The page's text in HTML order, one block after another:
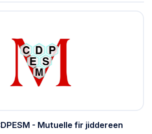
- Mutuelle fir jiddereen